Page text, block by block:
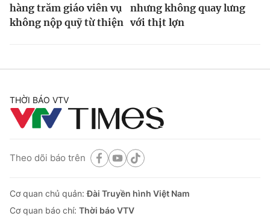
hàng trăm giáo viên vụ
không nộp quỹ từ thiện
nhưng không quay lưng
với thịt lợn
THỜI BÁO VTV
Theo dõi báo trên
Cơ quan chủ quản:Đài Truyền hình Việt Nam
Cơ quan báo chí: Thời báo VTV